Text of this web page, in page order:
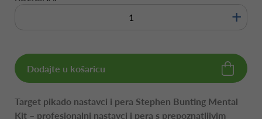
+
Dodajte u košaricu
Target pikado nastavci i pera Stephen Bunting Mental
Kit – profesionalni nastavci i pera s prepoznatljivim